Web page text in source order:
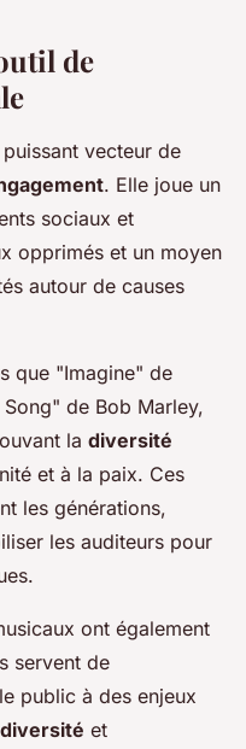
de
vecteur de
. Elle joue un
sociaux et
opprimés et un moyen
autour de causes
que "Imagine" de
de Bob Marley,
la diversité
et à la paix. Ces
les générations,
les auditeurs pour
ont également
servent de
public à des enjeux
diversité et